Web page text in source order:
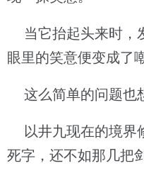
当它抬起头来时，
眼里的笑意便变成了
这么简单的问题也
以井九现在的境界
死字，还不如那几把